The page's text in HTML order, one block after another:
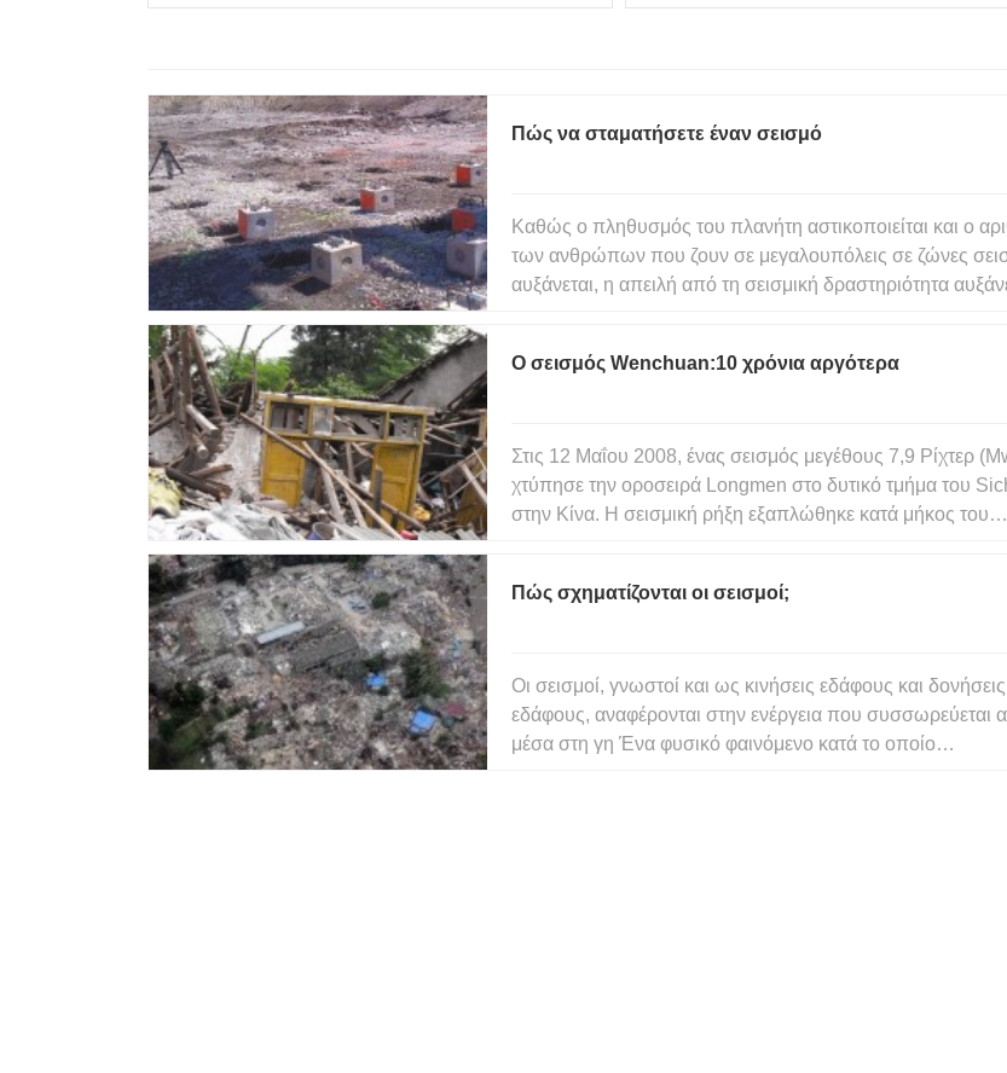
Πώς να σταματήσετε έναν σεισμό
Καθώς ο πληθυσμός του πλανήτη αστικοποιείται και ο
των ανθρώπων που ζουν σε μεγαλουπόλεις σε ζώνες
αυξάνεται, η απειλή από τη σεισμική δραστηριότητα
προκαλέσε
Ο σεισμός Wenchuan:10 χρόνια αργότερα
Στις 12 Μαΐου 2008, ένας σεισμός μεγέθους 7,9 Ρίχτερ
χτύπησε την οροσειρά Longmen στο δυτικό τμήμα του
στην Κίνα. Η σεισμική ρήξη εξαπλώθηκε κατά μήκος του
και 10 μέτρα. Ο
Πώς σχηματίζονται οι σεισμοί;
Οι σεισμοί, γνωστοί και ως κινήσεις εδάφους και
εδάφους, αναφέρονται στην ενέργεια που συσσωρεύεται
μέσα στη γη Ένα φυσικό φαινόμενο κατά το οποίο